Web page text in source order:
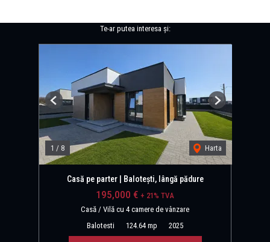
Te-ar putea interesa și:
1 / 8 Harta
Previous Next
Casă pe parter | Balotești, lângă pădure
195,000 € + 21% TVA
Casă / Vilă cu 4 camere de vânzare
Balotesti
124.64 mp 2025